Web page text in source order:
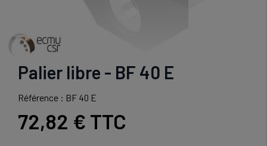
Palier libre - BF 40 E
Référence : BF 40 E
72,82 € TTC